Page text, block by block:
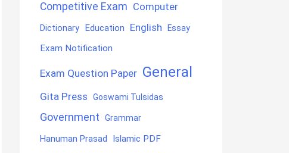
Competitive Exam Computer
Dictionary Education English Essay
Exam Notification
Exam Question Paper General
Gita Press Goswami Tulsidas
Government Grammar
Hanuman Prasad
Islamic PDF